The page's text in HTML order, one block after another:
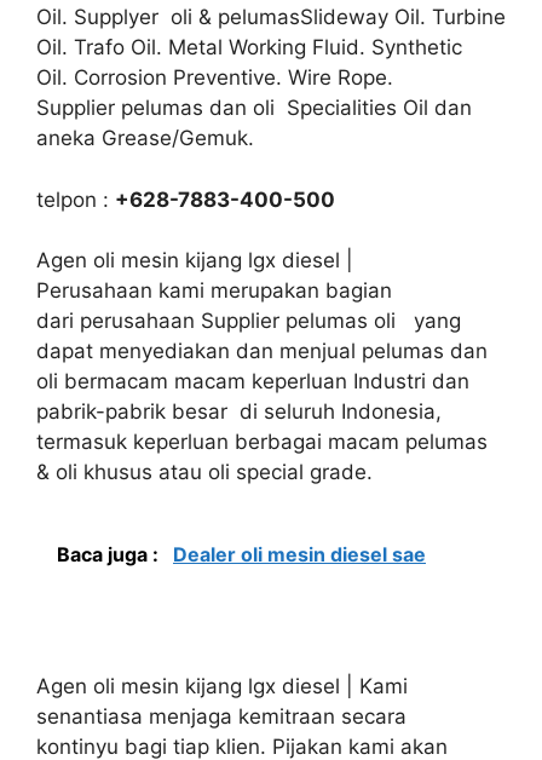
Oil. Supplyer oli & pelumasSlideway Oil. Turbine
Oil. Trafo Oil. Metal Working Fluid. Synthetic
Oil. Corrosion Preventive. Wire Rope.
Supplier pelumas dan oli Specialities Oil dan
aneka Grease/Gemuk.
telpon : +628-7883-400-500
Agen oli mesin kijang lgx diesel |
Perusahaan kami merupakan bagian
dari perusahaan Supplier pelumas oli yang
dapat menyediakan dan menjual pelumas dan
oli bermacam macam keperluan Industri dan
pabrik-pabrik besar di seluruh Indonesia,
termasuk keperluan berbagai macam pelumas
& oli khusus atau oli special grade.
Baca juga : Dealer oli mesin diesel sae
Agen oli mesin kijang lgx diesel | Kami
senantiasa menjaga kemitraan secara
kontinyu bagi tiap klien. Pijakan kami akan